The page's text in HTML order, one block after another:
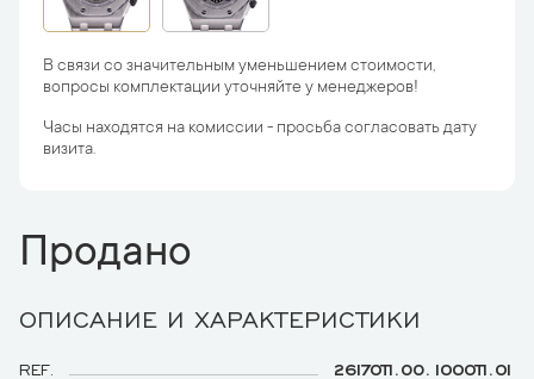
В связи со значительным уменьшением стоимости,
вопросы комплектации уточняйте у менеджеров!
Часы находятся на комиссии - просьба согласовать дату
визита.
Продано
ОПИСАНИЕ И ХАРАКТЕРИСТИКИ
REF.
26170TI.OO.1000TI.01